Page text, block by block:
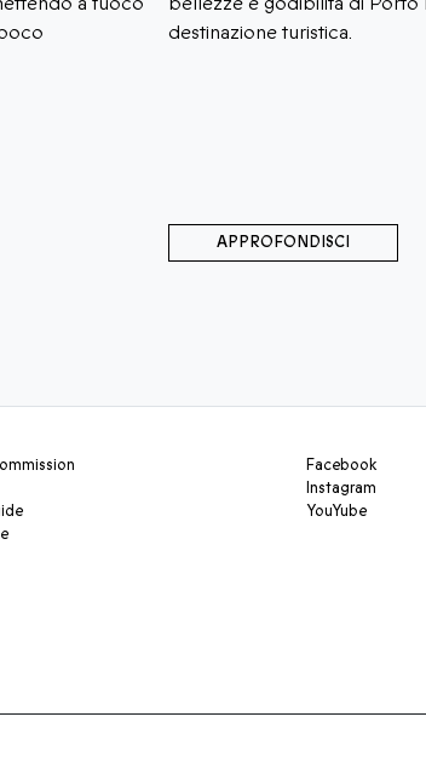
destinazione turistica.
APPROFONDISCI
Facebook
Instagram
YouYube